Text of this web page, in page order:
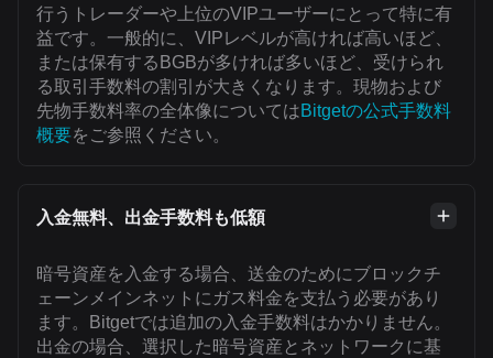
行うトレーダーや上位のVIPユーザーにとって特に有
益です。一般的に、VIPレベルが高ければ高いほど、
または保有するBGBが多ければ多いほど、受けられ
る取引手数料の割引が大きくなります。現物および
先物手数料率の全体像についてはBitgetの公式手数料
概要をご参照ください。
入金無料、出金手数料も低額
暗号資産を入金する場合、送金のためにブロックチ
ェーンメインネットにガス料金を支払う必要があり
ます。Bitgetでは追加の入金手数料はかかりません。
出金の場合、選択した暗号資産とネットワークに基